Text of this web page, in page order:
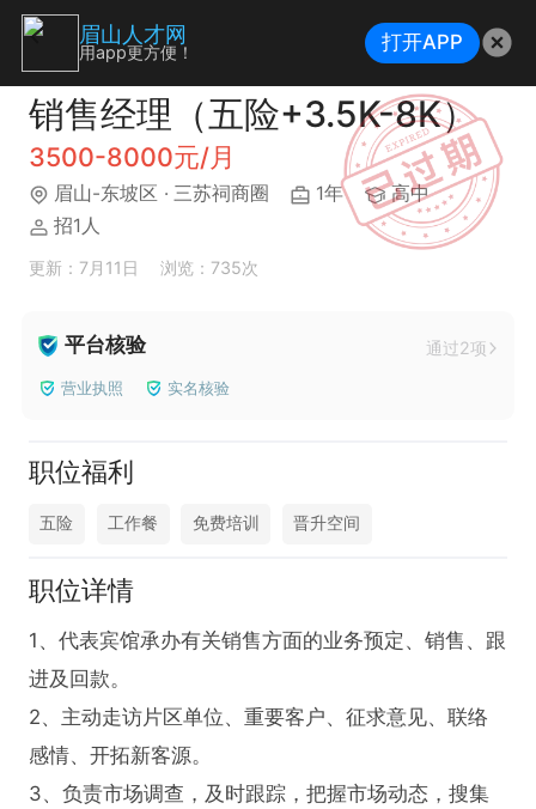
销售经理（五险+3.5K-8K）
3500-8000元/月
眉山-东坡区 · 三苏祠商圈 1年
高中
招1人
更新：7月11日 浏览：735次
平台核验 通过2项
营业执照 实名核验
职位福利
五险 工作餐 免费培训 晋升空间
职位详情
1、代表宾馆承办有关销售方面的业务预定、销售、跟
进及回款。
2、主动走访片区单位、重要客户、征求意见、联络
感情、开拓新客源。
3、负责市场调查，及时跟踪，把握市场动态，搜集
眉山人才网
用app更方便！ 打开APP